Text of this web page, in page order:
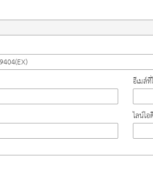
อีเมล์
ไลน์ไ